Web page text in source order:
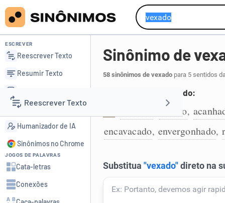
Reescrever Texto
Resumir Texto
Corrigir Texto
Detector de IA
ESCREVER
Reescrever Texto
Resumir Texto
Detector de IA
Humanizador de IA
Sinônimos no Chrome
JOGOS DE PALAVRAS
Cata-letras
Conexões
Sinônimo de
58 sinônimos de vexadopara 5 sentidos
Que ficou envergonhado:
tímido,
encavacado, envergonhado,